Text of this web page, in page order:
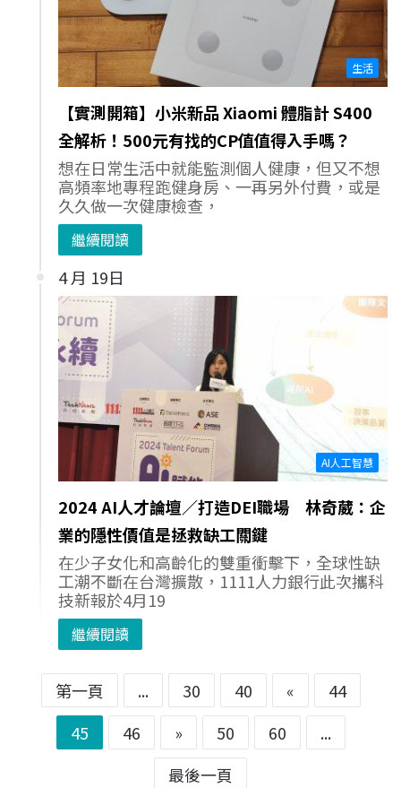
生活
【實測開箱】小米新品 Xiaomi 體脂計 S400
全解析！500元有找的CP值值得入手嗎？
想在日常生活中就能監測個人健康，但又不想
高頻率地專程跑健身房、一再另外付費，或是
久久做一次健康檢查，
繼續閱讀
4 月 19日
AI人工智慧
2024 AI人才論壇／打造DEI職場 林奇葳：企
業的隱性價值是拯救缺工關鍵
在少子女化和高齡化的雙重衝擊下，全球性缺
工潮不斷在台灣擴散，1111人力銀行此次攜科
技新報於4月19
繼續閱讀
第一頁 ... 30 40 «
44
45
46 » 50 60
...
最後一頁